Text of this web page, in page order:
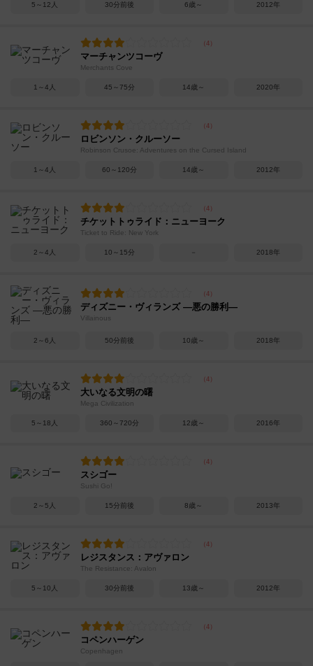
5～12人 30分前後 6歳～ 2012年
マーチャンツコーヴ
Merchants Cove
1～4人 45～75分 14歳～ 2020年
ロビンソン・クルーソー
Robinson Crusoe: Adventures on the Cursed Island
1～4人 60～120分 14歳～ 2012年
チケットトゥライド：ニューヨーク
Ticket to Ride: New York
2～4人 10～15分 － 2018年
ディズニー・ヴィランズ ―悪の勝利―
Villainous
2～6人 50分前後 10歳～ 2018年
大いなる文明の曙
Mega Civilization
5～18人 360～720分 12歳～ 2016年
スシゴー
Sushi Go!
2～5人 15分前後 8歳～ 2013年
レジスタンス：アヴァロン
The Resistance: Avalon
5～10人 30分前後 13歳～ 2012年
コペンハーゲン
Copenhagen